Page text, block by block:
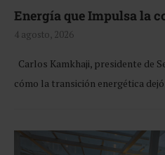
Energía que Impulsa la
4 agosto, 2026
Carlos Kamkhaji, presidente de
cómo la transición energética